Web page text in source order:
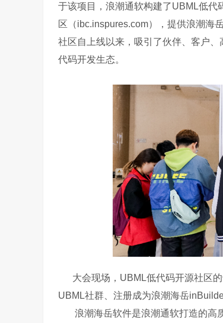
于该项目，浪潮通软构建了UBML低代
区（ibc.inspures.com），提供浪潮海
社区自上线以来，吸引了伙伴、客户
代码开发生态。
大会现场，UBML低代码开源社区的
UBML社群、注册成为浪潮海岳
浪潮海岳软件是浪潮通软打造的高